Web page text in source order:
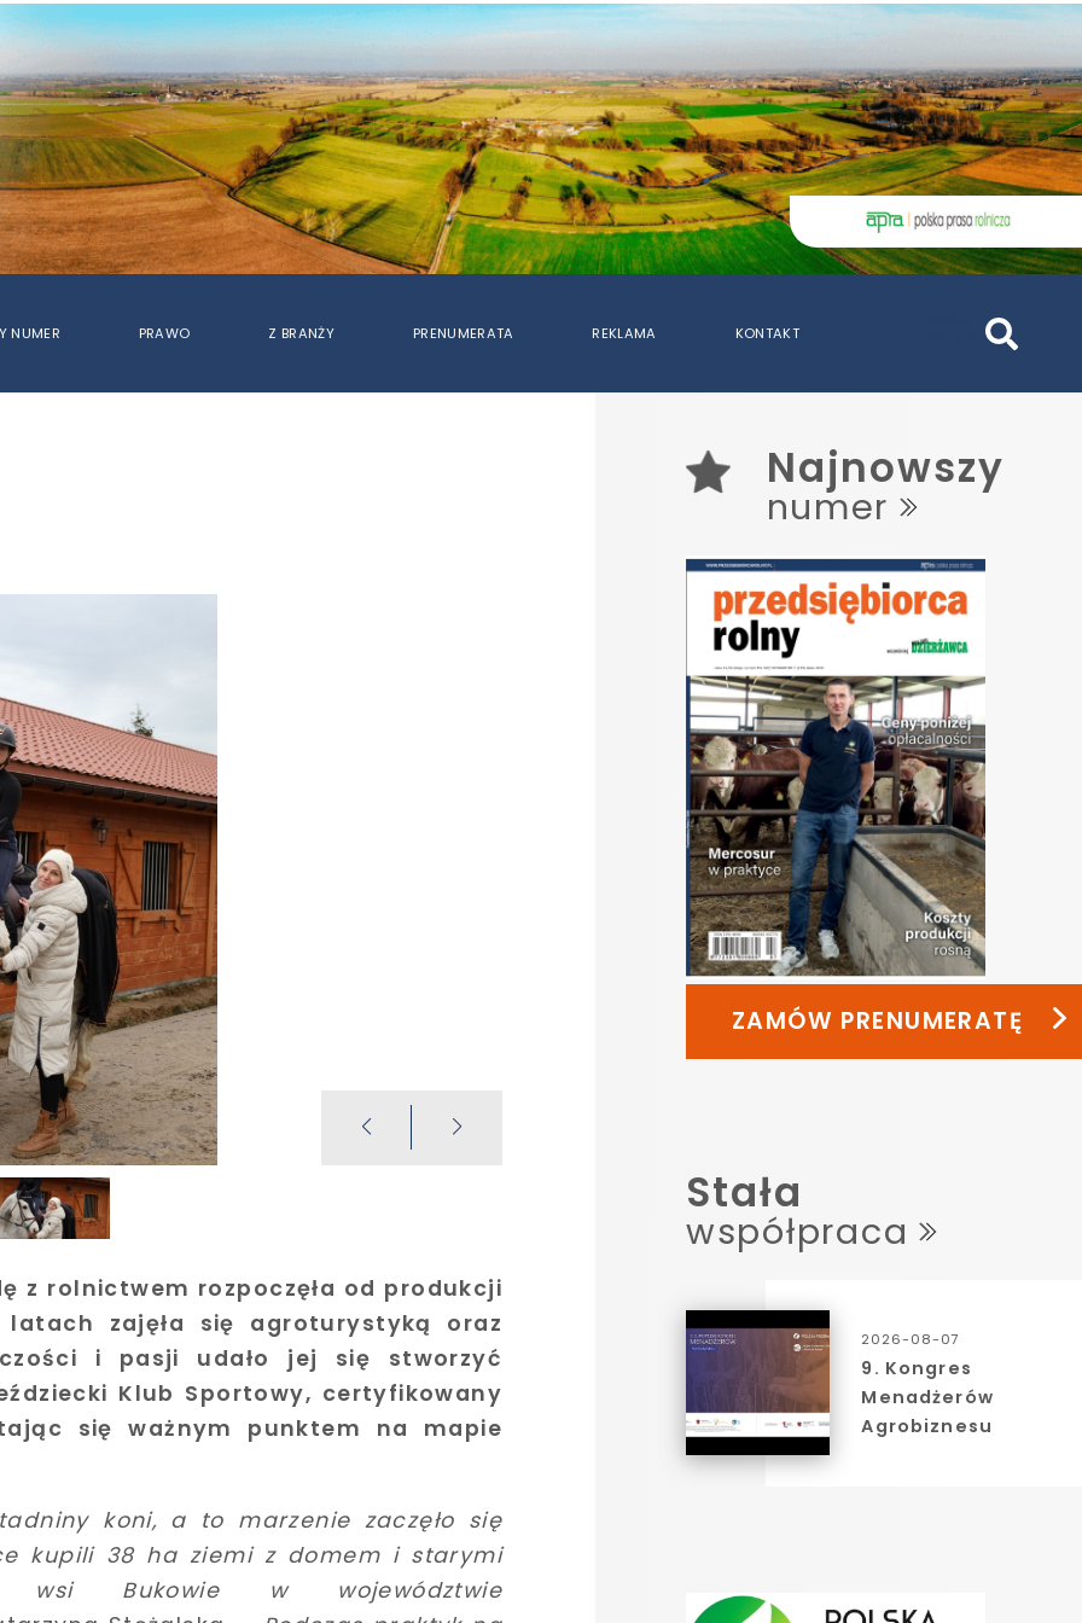
NUMER PRAWO Z BRANŻY PRENUMERATA REKLAMA KONTAKT
z rolnictwem rozpoczęła od produkcji
zajęła się agroturystyką oraz
i pasji udało jej się stworzyć
Klub Sportowy, certyfikowany
się ważnym punktem na mapie
koni, a to marzenie zaczęło się
kupili 38 ha ziemi z domem i starymi
wsi Bukowie w województwie
Najnowszy
numer
ZAMÓW PRENUMERATĘ
Stała
współpraca
2026-08-07
9. Kongres
Menadżerów
Agrobiznesu